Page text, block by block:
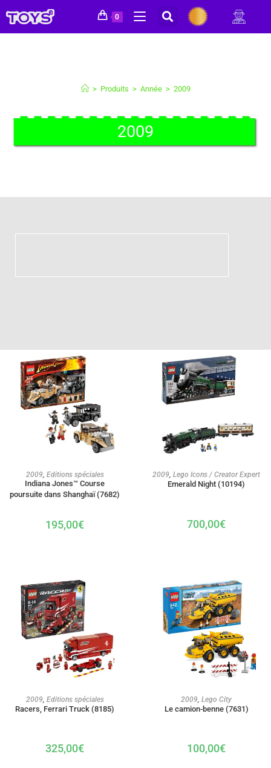
0
> Produits > Année > 2009
2009
AJOUTER AU PANIER
2009, Editions spéciales
Indiana Jones™ Course
poursuite dans Shanghaï (7682)
195,00€
AJOUTER AU PANIER
2009, Lego Icons / Creator Expert
Emerald Night (10194)
700,00€
AJOUTER AU PANIER
2009 Editions spéciales
Racers, Ferrari Truck (8185)
325,00€
AJOUTER AU PANIER
2009 Lego City
Le camion-benne (7631)
100,00€